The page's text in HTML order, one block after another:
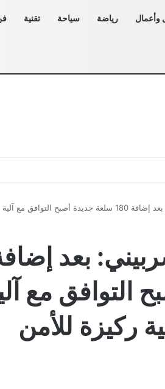
وأعمال رياضة سياحة تقنية
السفير مصطفى الشربيني: بعد إضافة 180 سلعة جديدة أصبح التوافق مع آلية
بعد
التوافق مع
ركيزة للأمن